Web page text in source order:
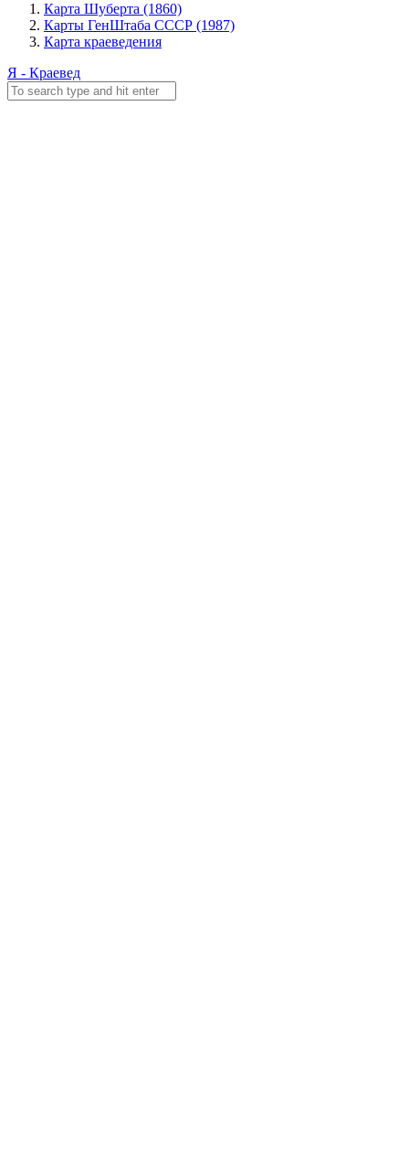
Карта Шуберта (1860)
Карты ГенШтаба СССР (1987)
Карта краеведения
Я - Краевед